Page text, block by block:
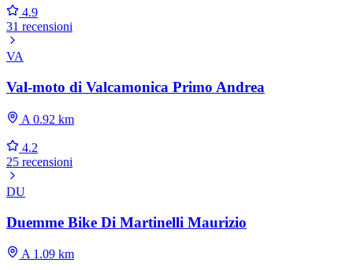
4.9
31 recensioni
VA
Val-moto di Valcamonica Primo Andrea
A 0.92 km
4.2
25 recensioni
DU
Duemme Bike Di Martinelli Maurizio
A 1.09 km